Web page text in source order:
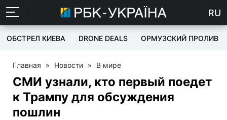
RU
ОБСТРЕЛ КИЕВА DRONE DEALS ОРМУЗСКИЙ ПРОЛИВ
Главная » Новости » В мире
СМИ узнали, кто первый поедет
к Трампу для обсуждения
пошлин